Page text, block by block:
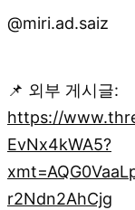
@miri.ad.saiz
📌 외부 게시글:
https://
EvNx4kWA5?
r2Ndn2AhCjg